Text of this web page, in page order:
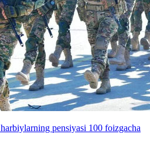
pensiyasi 100 foizgacha